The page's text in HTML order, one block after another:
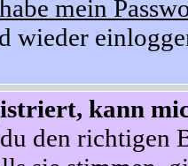
mein
wieder
kann
den richtigen